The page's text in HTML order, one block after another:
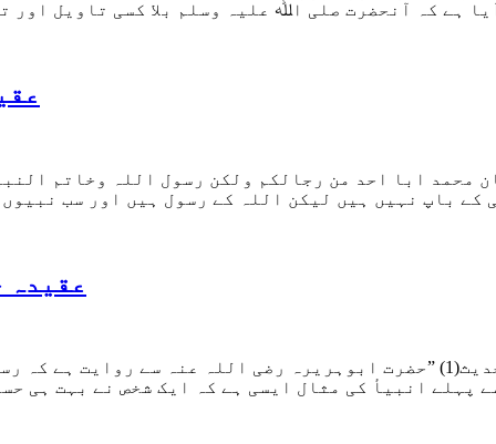
عقیدہ
ختم نبوت سے متعلق چند احادیث مبارکہ درج ذیل ہیں: حدیث(1) ”حضرت